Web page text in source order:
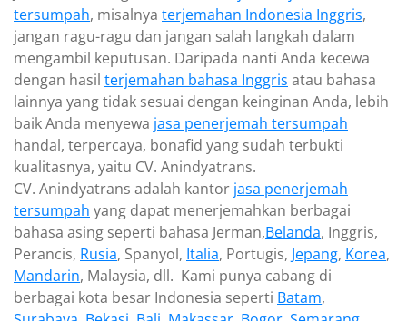
tersumpah, misalnya terjemahan Indonesia Inggris,
jangan ragu-ragu dan jangan salah langkah dalam
mengambil keputusan. Daripada nanti Anda kecewa
dengan hasil terjemahan bahasa Inggris atau bahasa
lainnya yang tidak sesuai dengan keinginan Anda, lebih
baik Anda menyewa jasa penerjemah tersumpah
handal, terpercaya, bonafid yang sudah terbukti
kualitasnya, yaitu CV. Anindyatrans.
CV. Anindyatrans adalah kantor jasa penerjemah
tersumpah yang dapat menerjemahkan berbagai
bahasa asing seperti bahasa Jerman,Belanda, Inggris,
Perancis, Rusia, Spanyol, Italia, Portugis, Jepang, Korea,
Mandarin, Malaysia, dll. Kami punya cabang di
berbagai kota besar Indonesia seperti Batam,